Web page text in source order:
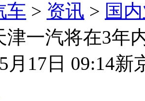
车 > 资讯 > 国
津一汽将在3年
月17日 09:14新